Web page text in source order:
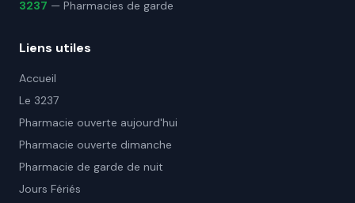
3237 — Pharmacies de garde
Liens utiles
Accueil
Le 3237
Pharmacie ouverte aujourd'hui
Pharmacie ouverte dimanche
Pharmacie de garde de nuit
Jours Fériés